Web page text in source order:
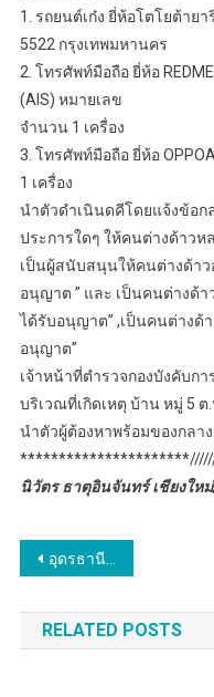
1. รถยนต์เก๋ง ยี่ห้อโตโยต้าย
5522 กรุงเทพมหานคร
2. โทรศัพท์มือถือ ยี่ห้อ
(AIS) หมายเลข
จำนวน 1 เครื่อง
3. โทรศัพท์มือถือ ยี่ห้อ
1 เครื่อง
นำตัวดำเนินดคีโดยแจ้งข้อก
ประการใดๆ ให้คนต่างด้าวห
เป็นผู้สนับสนุนให้คนต่างด้า
อนุญาต ” และ เป็นคนต่างด้
ได้รับอนุญาต” ,เป็นคนต่างด้
อนุญาต”
เจ้าหน้าที่ตำรวจกองบังคับก
บริเวณที่เกิดเหตุ บ้าน หมู่ 5 ต
นำตัวผู้ต้องหาพร้อมของกลา
นิวัตร ธาตุอินจันทร์ เชียงให
แนะแนว
เรื่อง
อุดรธานี – รองพ่อเมืองนำทีม ทน. ปพ.เร่งพ่นน้ำหมอกละอองไอน้ำ แก้ปัญหาฝุ่นละออง PM2.5 กลางเมืองอุดรธานี
RELATED POSTS